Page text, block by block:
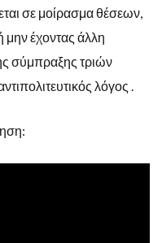
σε μοίρασμα θέσεων,
μην έχοντας άλλη
σύμπραξης τριών
λόγος .